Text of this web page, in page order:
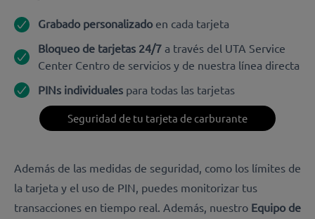
Grabado personalizado en cada tarjeta
Bloqueo de tarjetas 24/7 a través del UTA Service
Center Centro de servicios y de nuestra línea directa
PINs individuales para todas las tarjetas
Seguridad de tu tarjeta de carburante
Además de las medidas de seguridad, como los límites de
la tarjeta y el uso de PIN, puedes monitorizar tus
transacciones en tiempo real. Además, nuestro Equipo de